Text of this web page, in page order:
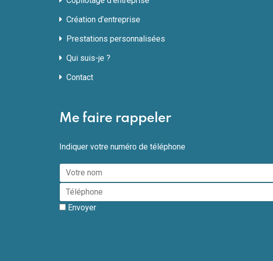
Création d’entreprise
Prestations personnalisées
Qui suis-je ?
Contact
Me faire rappeler
Indiquer votre numéro de téléphone
Envoyer